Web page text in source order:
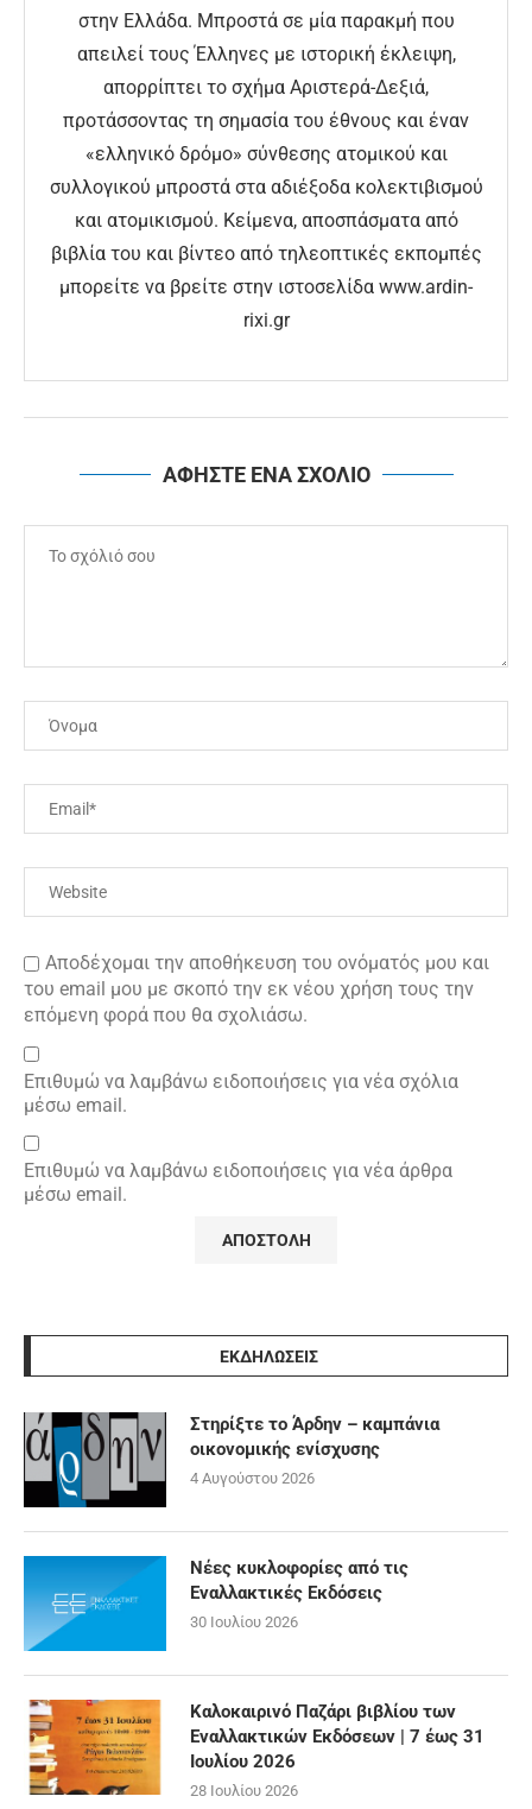
στην Ελλάδα. Μπροστά σε μία παρακμή που
απειλεί τους Έλληνες με ιστορική έκλειψη,
απορρίπτει το σχήμα Αριστερά-Δεξιά,
προτάσσοντας τη σημασία του έθνους και έναν
«ελληνικό δρόμο» σύνθεσης ατομικού και
συλλογικού μπροστά στα αδιέξοδα κολεκτιβισμού
και ατομικισμού. Κείμενα, αποσπάσματα από
βιβλία του και βίντεο από τηλεοπτικές εκπομπές
μπορείτε να βρείτε στην ιστοσελίδα www.ardin-
rixi.gr
ΑΦΗΣΤΕ ΕΝΑ ΣΧΟΛΙΟ
Αποδέχομαι την αποθήκευση του ονόματός μου και
του email μου με σκοπό την εκ νέου χρήση τους την
επόμενη φορά που θα σχολιάσω.
Επιθυμώ να λαμβάνω ειδοποιήσεις για νέα σχόλια
μέσω email.
Επιθυμώ να λαμβάνω ειδοποιήσεις για νέα άρθρα
μέσω email.
ΕΚΔΗΛΩΣΕΙΣ
Στηρίξτε το Άρδην – καμπάνια
οικονομικής ενίσχυσης
4 Αυγούστου 2026
Νέες κυκλοφορίες από τις
Εναλλακτικές Εκδόσεις
30 Ιουλίου 2026
Καλοκαιρινό Παζάρι βιβλίου των
Εναλλακτικών Εκδόσεων | 7 έως 31
Ιουλίου 2026
28 Ιουλίου 2026